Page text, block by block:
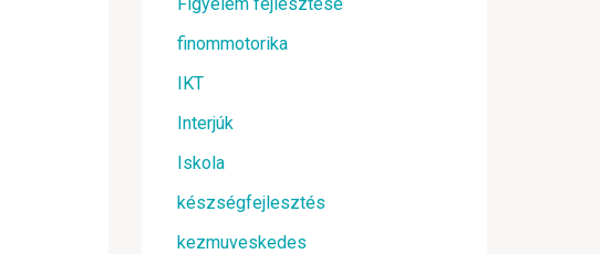
finommotorika
IKT
Interjúk
Iskola
készségfejlesztés
kezmuveskedes